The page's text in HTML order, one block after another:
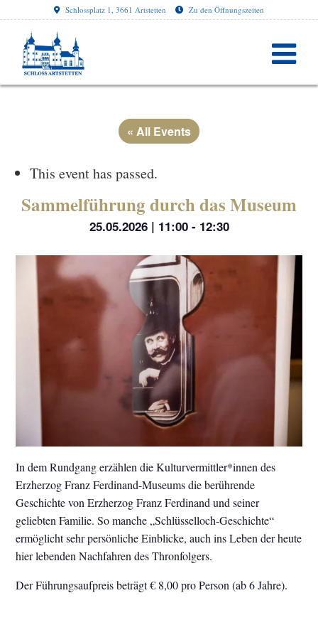
Schlossplatz 1, 3661 Artstetten Zu den Öffnungszeiten
« All Events
This event has passed.
Sammelführung durch das Museum
25.05.2026 | 11:00- 12:30
In dem Rundgang erzählen die Kulturvermittler*innen des
Erzherzog Franz Ferdinand-Museums die berührende
Geschichte von Erzherzog Franz Ferdinand und seiner
geliebten Familie. So manche „Schlüsselloch-Geschichte“
ermöglicht sehr persönliche Einblicke, auch ins Leben der heute
hier lebenden Nachfahren des Thronfolgers.
Der Führungsaufpreis beträgt € 8,00 pro Person (ab 6 Jahre).